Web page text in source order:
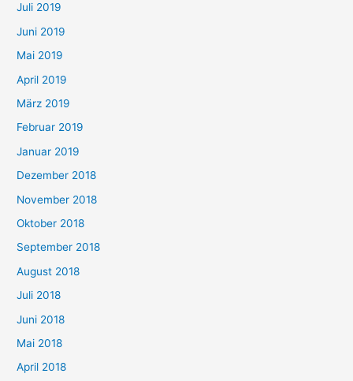
Juli 2019
Juni 2019
Mai 2019
April 2019
März 2019
Februar 2019
Januar 2019
Dezember 2018
November 2018
Oktober 2018
September 2018
August 2018
Juli 2018
Juni 2018
Mai 2018
April 2018